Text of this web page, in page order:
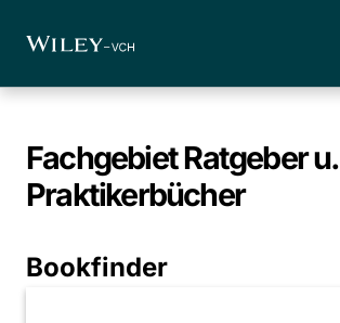
FachgebietRatgeber u.
Praktikerbücher
Bookfinder